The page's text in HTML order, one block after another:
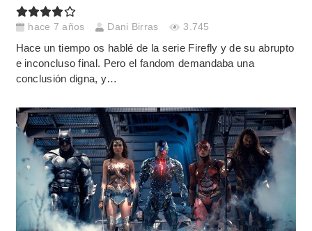
hace 7 años Dani Birras 3.745
Hace un tiempo os hablé de la serie Firefly y de su abrupto
e inconcluso final. Pero el fandom demandaba una
conclusión digna, y…